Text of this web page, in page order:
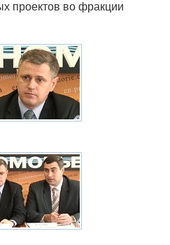
проектов во фракции